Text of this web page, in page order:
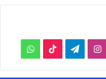
انستقرامتيلقرام ‫TikTokواتساب